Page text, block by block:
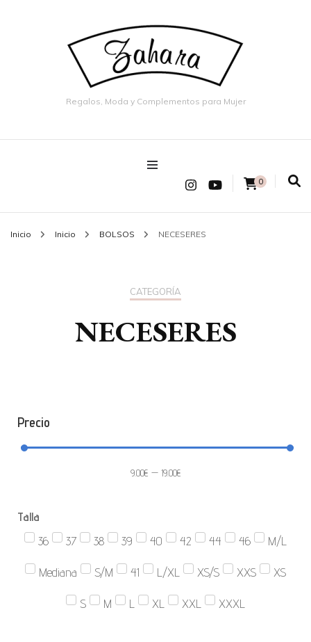
Regalos, Moda y Complementos para Mujer
0
Inicio Inicio BOLSOS NECESERES
CATEGORÍA
NECESERES
Precio
9.00€ — 19.00€
Talla
36
37 38 39 40 42 44 46 M/L
Mediana S/M 41 L/XL XS/S XXS XS
S M L XL XXL XXXL